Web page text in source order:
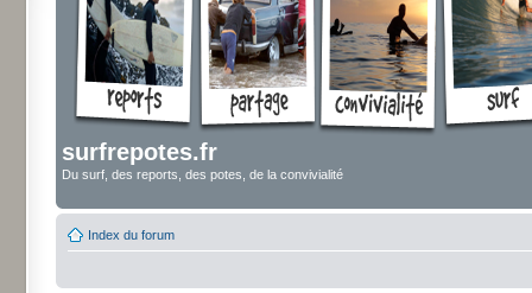
surfrepotes.fr
Du surf, des reports, des potes, de la convivialité
Index du forum